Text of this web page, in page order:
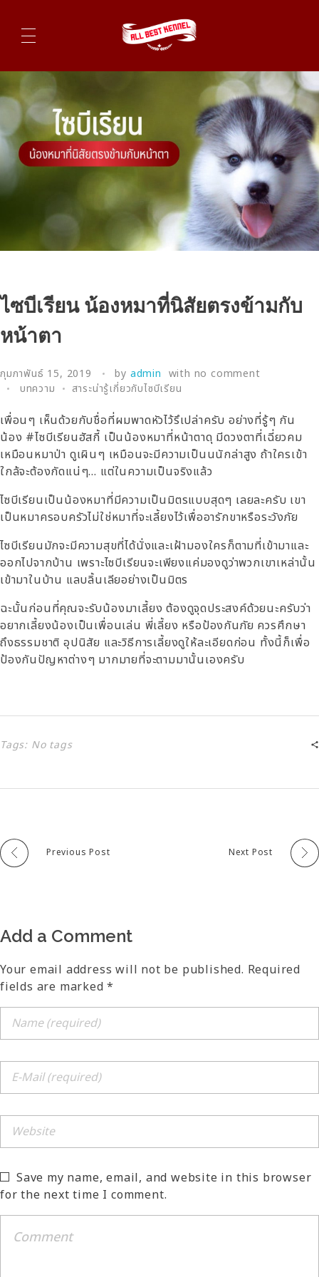
ไซบีเรียน น้องหมาที่นิสัยตรงข้ามกับ
หน้าตา
กุมภาพันธ์ 15, 2019 by admin with no comment
บทความ
สาระน่ารู้เกี่ยวกับไซบีเรียน
เพื่อนๆ เห็นด้วยกับชื่อที่ผมพาดหัวไว้รึเปล่าครับ อย่างที่รู้ๆ กัน
น้อง #ไซบีเรียนฮัสกี้ เป็นน้องหมาที่หน้าตาดุ มีดวงตาที่เฉี่ยวคม
เหมือนหมาป่า ดูเผินๆ เหมือนจะมีความเป็นนนักล่าสูง ถ้าใครเข้า
ใกล้จะต้องกัดแน่ๆ… แต่ในความเป็นจริงแล้ว
ไซบีเรียนเป็นน้องหมาที่มีความเป็นมิตรแบบสุดๆ เลยละครับ เขา
เป็นหมาครอบครัวไม่ใช่หมาที่จะเลี้ยงไว้เพื่ออารักขาหรือระวังภัย
ไซบีเรียนมักจะมีความสุขที่ได้นั่งและเฝ้ามองใครก็ตามที่เข้ามาและ
ออกไปจากบ้าน เพราะไซบีเรียนจะเพียงแค่มองดูว่าพวกเขาเหล่านั้น
เข้ามาในบ้าน แลบลิ้นเลียอย่างเป็นมิตร
ฉะนั้นก่อนที่คุณจะรับน้องมาเลี้ยง ต้องดูจุดประสงค์ด้วยนะครับว่า
อยากเลี้ยงน้องเป็นเพื่อนเล่น พี่เลี้ยง หรือป้องกันภัย ควรศึกษา
ถึงธรรมชาติ อุปนิสัย และวิธีการเลี้ยงดูให้ละเอียดก่อน ทั้งนี้ก็เพื่อ
ป้องกันปัญหาต่างๆ มากมายที่จะตามมานั้นเองครับ
Tags: No tags
Previous Post Next Post
Add a Comment
Your email address will not be published. Required
fields are marked *
Save my name, email, and website in this browser
for the next time I comment.